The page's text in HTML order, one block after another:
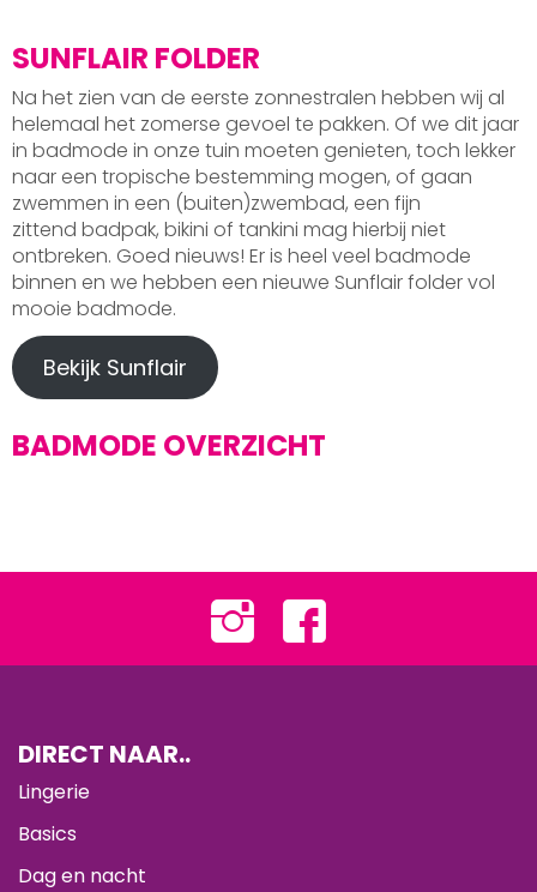
SUNFLAIR FOLDER
Na het zien van de eerste zonnestralen hebben wij al
helemaal het zomerse gevoel te pakken. Of we dit jaar
in badmode in onze tuin moeten genieten, toch lekker
naar een tropische bestemming mogen, of gaan
zwemmen in een (buiten)zwembad, een fijn
zittend badpak, bikini of tankini mag hierbij niet
ontbreken. Goed nieuws! Er is heel veel badmode
binnen en we hebben een nieuwe Sunflair folder vol
mooie badmode.
Bekijk Sunflair
BADMODE OVERZICHT
DIRECT NAAR..
Lingerie
Basics
Dag en nacht